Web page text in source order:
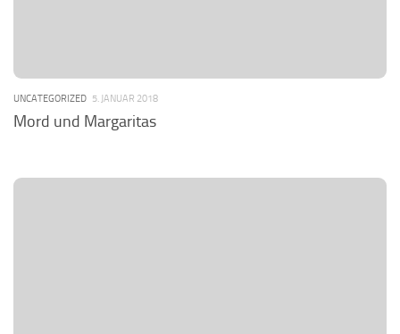
UNCATEGORIZED 5. JANUAR 2018
Mord und Margaritas